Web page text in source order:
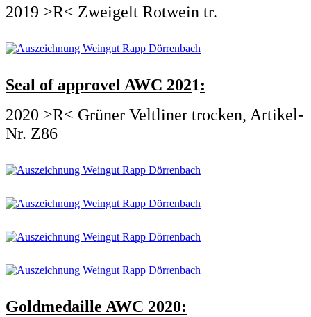
2019 >R< Zweigelt Rotwein tr.
Seal of approvel AWC 2021:
2020 >R< Grüner Veltliner trocken, Artikel-
Nr. Z86
Goldmedaille AWC 2020: